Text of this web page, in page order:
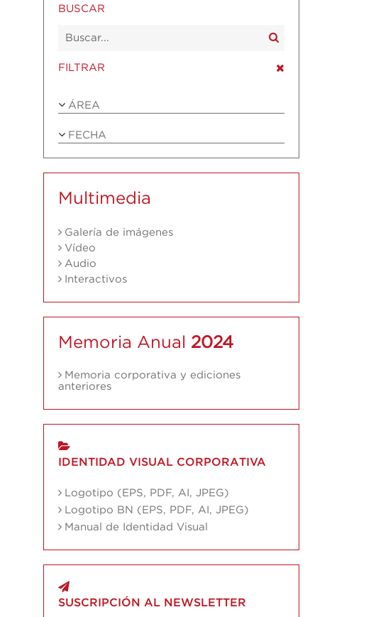
BUSCAR
FILTRAR
ÁREA
FECHA
Multimedia
Galería de imágenes
Vídeo
Audio
Interactivos
Memoria Anual 2024
Memoria corporativa y ediciones
anteriores
IDENTIDAD VISUAL CORPORATIVA
Logotipo (EPS, PDF, AI, JPEG)
Logotipo BN (EPS, PDF, AI, JPEG)
Manual de Identidad Visual
SUSCRIPCIÓN AL NEWSLETTER